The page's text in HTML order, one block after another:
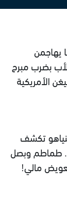
يهاجمن
بضرب مبرح
الأمريكية
تكشف
طماطم وبصل
مالي!